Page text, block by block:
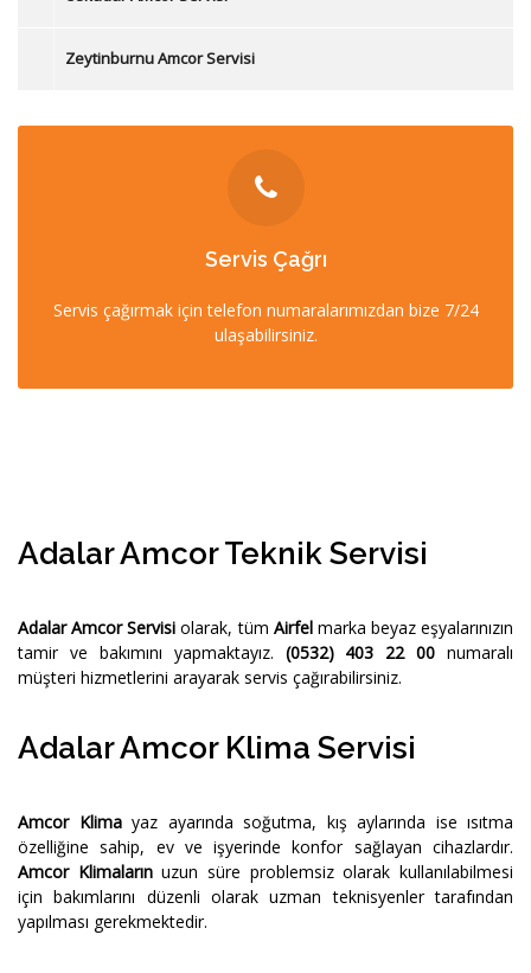
Zeytinburnu Amcor Servisi
Servis Çağrı
Servis çağırmak için telefon numaralarımızdan bize 7/24
ulaşabilirsiniz.
İLETİŞİM
0212 358 57 57
0532 403 22 00 (7/24)
Adalar Amcor Teknik Servisi
Adalar Amcor Servisi olarak, tüm Airfelmarka beyaz eşyalarınızın
tamir ve bakımını yapmaktayız. (0532) 403 22 00 numaralı
müşteri hizmetlerini arayarak servis çağırabilirsiniz.
Adalar Amcor Klima Servisi
Amcor Klimayaz ayarında soğutma, kış aylarında ise ısıtma
özelliğine sahip, ev ve işyerinde konfor sağlayan cihazlardır.
Amcor Klimalarınuzun süre problemsiz olarak kullanılabilmesi
için bakımlarını düzenli olarak uzman teknisyenler tarafından
yapılması gerekmektedir.